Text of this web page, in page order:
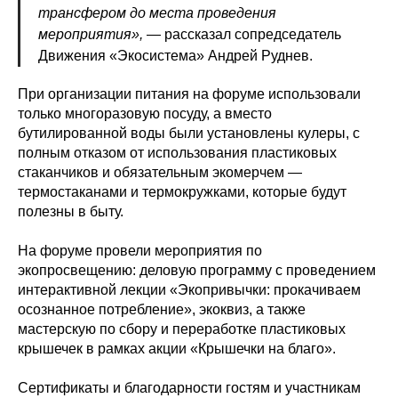
трансфером до места проведения
мероприятия», — рассказал сопредседатель
Движения «Экосистема» Андрей Руднев.
При организации питания на форуме использовали
только многоразовую посуду, а вместо
бутилированной воды были установлены кулеры, с
полным отказом от использования пластиковых
стаканчиков и обязательным экомерчем —
термостаканами и термокружками, которые будут
полезны в быту.
На форуме провели мероприятия по
экопросвещению: деловую программу с проведением
интерактивной лекции «Экопривычки: прокачиваем
осознанное потребление», экоквиз, а также
мастерскую по сбору и переработке пластиковых
крышечек в рамках акции «Крышечки на благо».
Сертификаты и благодарности гостям и участникам